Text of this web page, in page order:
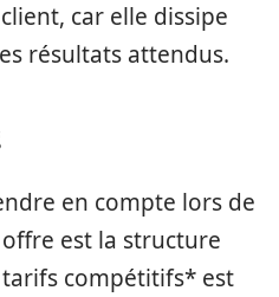
car elle dissipe
résultats attendus.
en compte lors de
est la structure
compétitifs* est